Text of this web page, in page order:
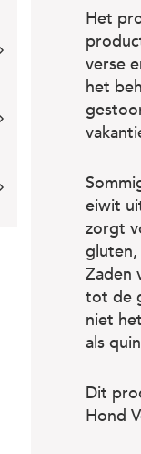
Het
verse
het
eiwit
zorgt
Zaden
tot de
niet
als
Dit
Hond